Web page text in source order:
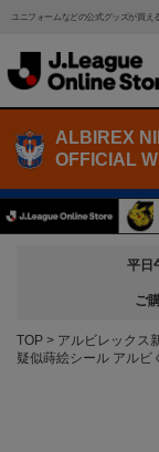
ユニフォームなどの公式グッズが買え
ALBIREX
OFFICIAL
平日
ご
TOP アルビレックス
疑似蒔絵シール アルビ